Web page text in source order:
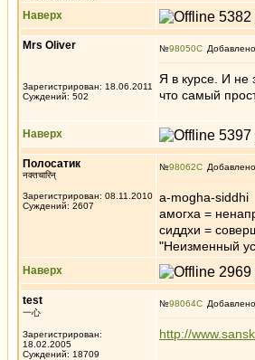
Наверх
Mrs Oliver
Зарегистрирован: 18.06.2011
Суждений: 502
№98050
Я в курсе. И не
что самый
Наверх
Полосатик
नक्तचारिन्
Зарегистрирован: 08.11.2010
Суждений: 2607
№98062
a-mogha-siddhi
амогха =
сиддхи =
"Неизменный
Наверх
test
一心
Зарегистрирован:
18.02.2005
Суждений: 18709
№98064
http://